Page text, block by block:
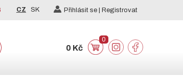
CZ SK Přihlásit se | Registrovat
0 Kč
0